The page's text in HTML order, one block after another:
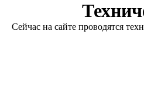
Сейчас на сайте проводятся